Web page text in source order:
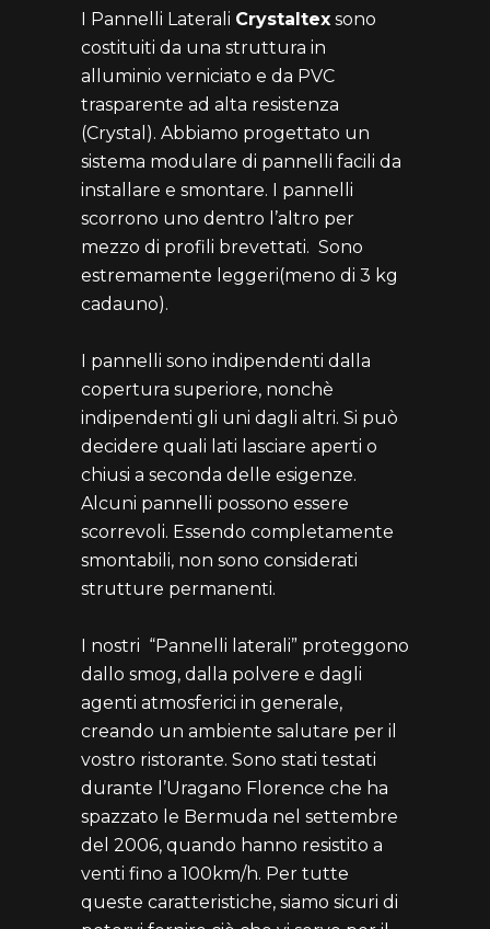
I Pannelli Laterali Crystaltex sono
costituiti da una struttura in
alluminio verniciato e da PVC
trasparente ad alta resistenza
(Crystal). Abbiamo progettato un
sistema modulare di pannelli facili da
installare e smontare. I pannelli
scorrono uno dentro l’altro per
mezzo di profili brevettati. Sono
estremamente leggeri(meno di 3 kg
cadauno).
I pannelli sono indipendenti dalla
copertura superiore, nonchè
indipendenti gli uni dagli altri. Si può
decidere quali lati lasciare aperti o
chiusi a seconda delle esigenze.
Alcuni pannelli possono essere
scorrevoli. Essendo completamente
smontabili, non sono considerati
strutture permanenti.
I nostri “Pannelli laterali” proteggono
dallo smog, dalla polvere e dagli
agenti atmosferici in generale,
creando un ambiente salutare per il
vostro ristorante. Sono stati testati
durante l’Uragano Florence che ha
spazzato le Bermuda nel settembre
del 2006, quando hanno resistito a
venti fino a 100km/h. Per tutte
queste caratteristiche, siamo sicuri di